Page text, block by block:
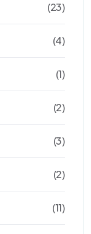
(23)
(4)
(1)
(2)
(3)
(2)
(11)